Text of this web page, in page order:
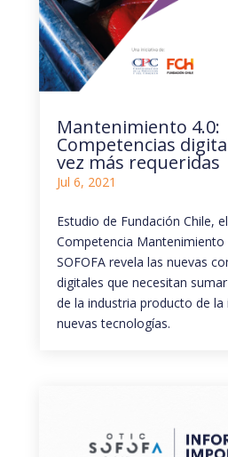
Mantenimiento 4.0:
Competencias
vez más requeridas
Jul 6, 2021
Estudio de Fundación Chile,
Competencia Mantenimiento
SOFOFA revela las nuevas
digitales que necesitan
de la industria producto de
nuevas tecnologías.